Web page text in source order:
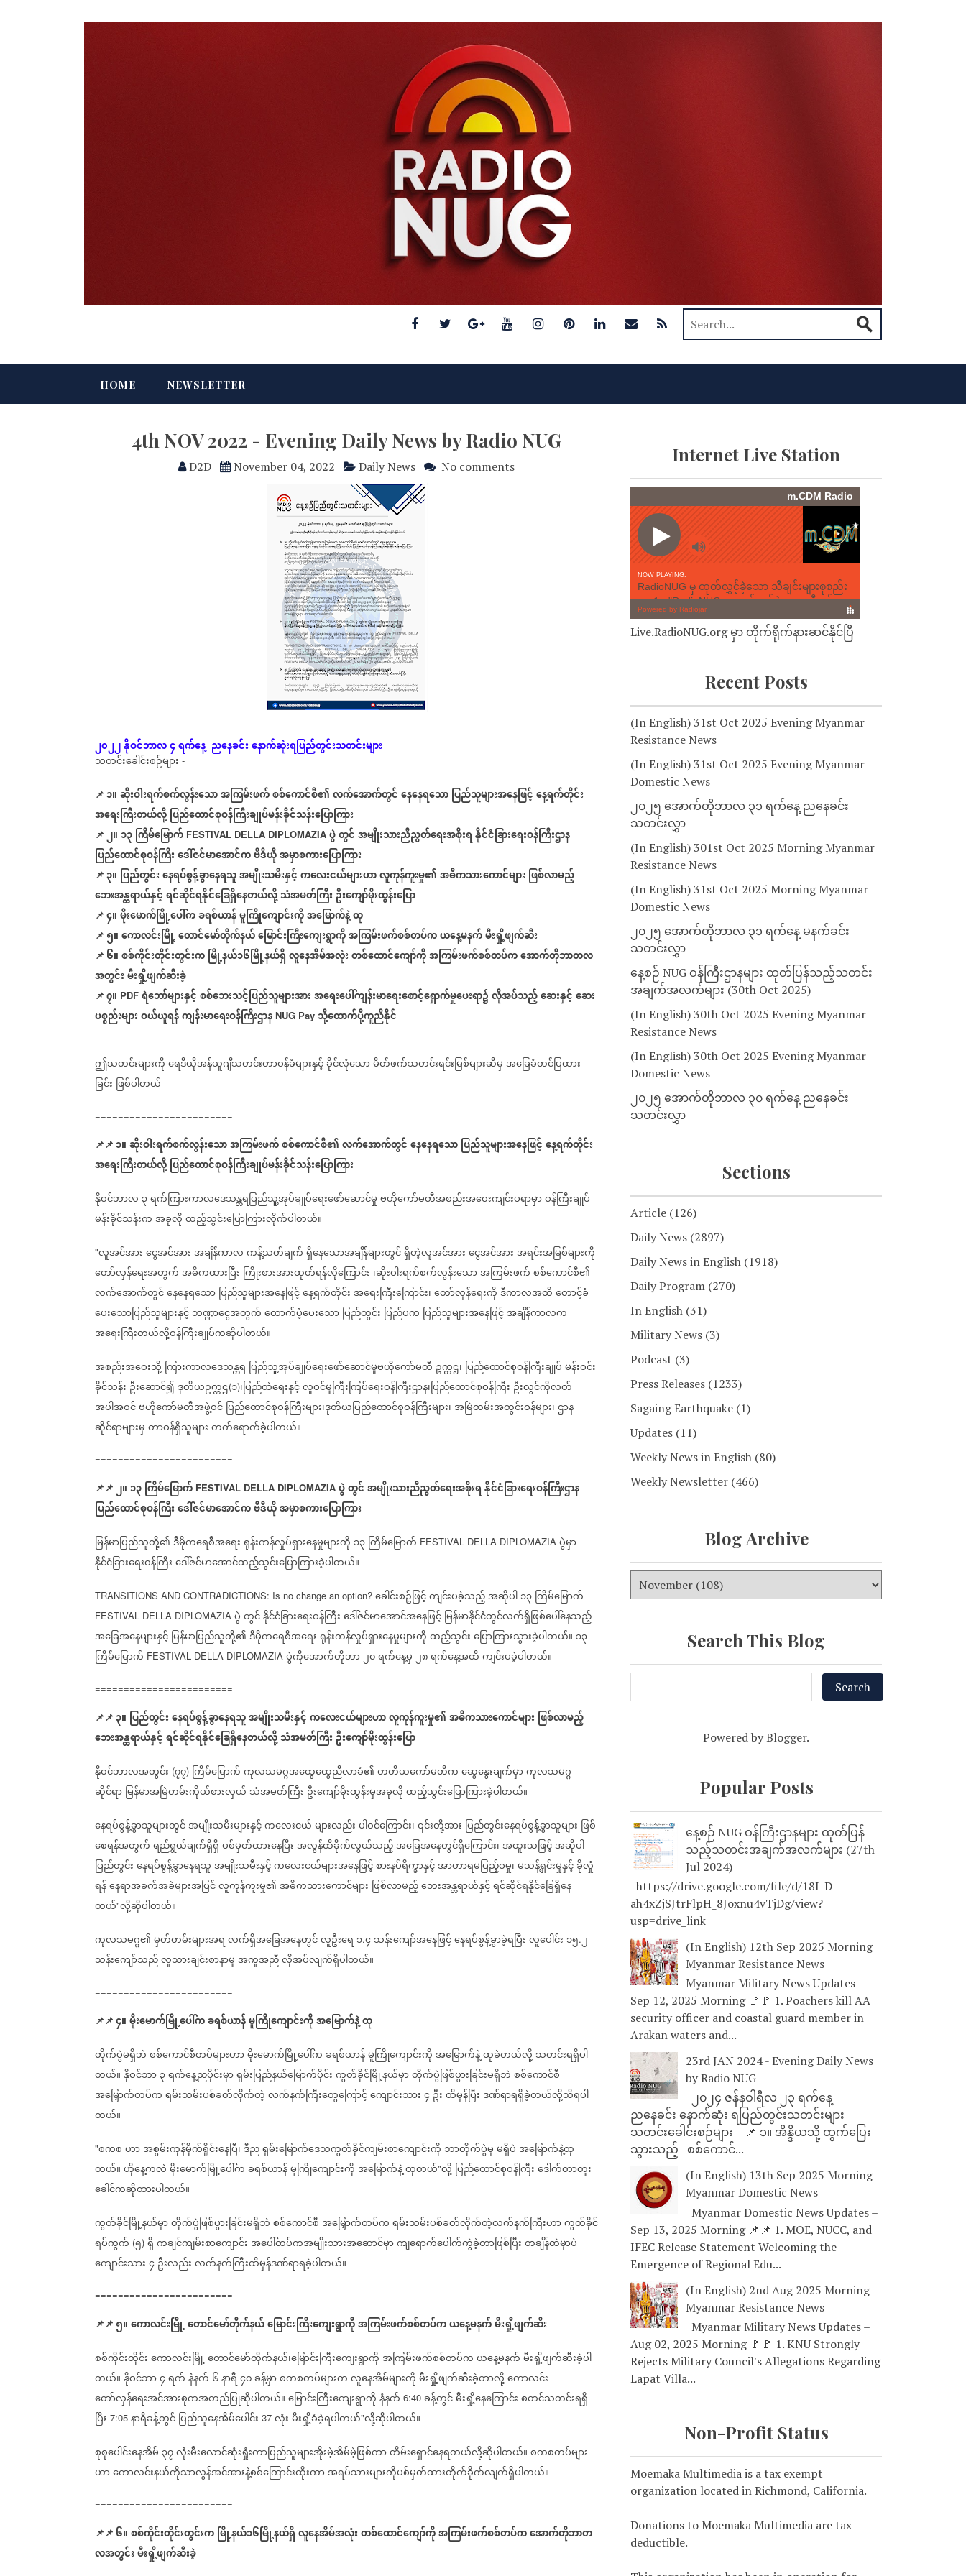
HOME NEWSLETTER
4th NOV 2022 - Evening Daily News by Radio NUG
D2D November 04, 2022 Daily News No comments
၂၀၂၂နိုဝင်ဘာလ၄ရက်နေ့ ညနေခင်းနောက်ဆုံးရပြည်တွင်းသတင်းများ
သတင်းခေါင်းစဉ်များ -
📌 ၁။ဆိုးဝါးရက်စက်လွန်းသောအကြမ်းဖက်စစ်ကောင်စီ၏လက်အောက်တွင်နေနေရသောပြည်သူများအနေဖြင့်နေ့ရက်တိုင်း
အရေးကြီးတယ်လို့ပြည်ထောင်စုဝန်ကြီးချုပ်မန်းခိုင်သန်းပြောကြား
📌၂။၁၃ကြိမ်မြောက် FESTIVAL DELLA DIPLOMAZIA ပွဲတွင်အမျိုးသားညီညွတ်ရေးအစိုးရနိုင်ငံခြားရေးဝန်ကြီးဌာန
ပြည်ထောင်စုဝန်ကြီးဒေါ်ဇင်မာအောင်ကဗီဒီယိုအမှာစကားပြောကြား
📌၃။ ပြည်တွင်းနေရပ်စွန့်ခွာနေရသူအမျိုးသမီးနှင့်ကလေးငယ်များဟာလူကုန်ကူးမှု၏အဓိကသားကောင်များ ဖြစ်လာမည့်
ဘေးအန္တရာယ်နှင့်ရင်ဆိုင်ရနိုင်ခြေရှိနေတယ်လို့သံအမတ်ကြီး ဦးကျော်မိုးထွန်းပြော
📌၄။မိုးမောက်မြို့ပေါ်ကခရစ်ယာန်မူကြိုကျောင်းကိုအမြောက်နဲ့ထု
📌၅။ကောလင်းမြို့တောင်မော်တိုက်နယ်မြောင်းကြီးကျေးရွာကိုအကြမ်းဖက်စစ်တပ်ကယနေ့မနက်မီးရှို့ဖျက်ဆီး
📌၆။စစ်ကိုင်းတိုင်းတွင်းကမြို့နယ်၁၆မြို့နယ်ရှိလူနေအိမ်အလုံးတစ်ထောင်ကျော်ကိုအကြမ်းဖက်စစ်တပ်ကအောက်တိုဘာတလ
အတွင်းမီးရှို့ဖျက်ဆီးခဲ့
📌၇။ PDF ရဲဘော်များနှင့်စစ်ဘေးသင့်ပြည်သူများအားအရေးပေါ်ကျန်းမာရေးစောင့်ရှောက်မှုပေးရာ၌လိုအပ်သည့်ဆေးနှင့်ဆေး
ပစ္စည်းများဝယ်ယူရန်ကျန်းမာရေးဝန်ကြီးဌာန NUG Pay သို့ထောက်ပို့ကူညီနိုင်
ဤသတင်းများကိုရေဒီယိုအန်ယူဂျီသတင်းတာဝန်ခံများနှင့်ခိုင်လုံသောမိတ်ဖက်သတင်းရင်းမြစ်များဆီမှအခြေခံတင်ပြထား
ခြင်း ဖြစ်ပါတယ်
========================
📌📌၁။ဆိုးဝါးရက်စက်လွန်းသောအကြမ်းဖက်စစ်ကောင်စီ၏လက်အောက်တွင်နေနေရသောပြည်သူများအနေဖြင့်နေ့ရက်တိုင်း
အရေးကြီးတယ်လို့ပြည်ထောင်စုဝန်ကြီးချုပ်မန်းခိုင်သန်းပြောကြား
နိုဝင်ဘာလ ၃ရက်ကြားကာလဒေသန္တရပြည်သူ့အုပ်ချုပ်ရေးဖော်ဆောင်မှုဗဟိုကော်မတီအစည်းအဝေးကျင်းပရာမှာဝန်ကြီးချုပ်
မန်းခိုင်သန်းကအခုလိုထည့်သွင်းပြောကြားလိုက်ပါတယ်။
"လူအင်အားငွေအင်အားအချိန်ကာလကန့်သတ်ချက်ရှိနေသောအချိန်များတွင်ရှိတဲ့လူအင်အားငွေအင်အားအရင်းအမြစ်များကို
တော်လှန်ရေးအတွက်အဓိကထားပြီး ကြိုးစားအားထုတ်ရန်လိုကြောင်း ၊ဆိုးဝါးရက်စက်လွန်းသောအကြမ်းဖက်စစ်ကောင်စီ၏
လက်အောက်တွင်နေနေရသောပြည်သူများအနေဖြင့်နေ့ရက်တိုင်းအရေးကြီးကြောင်း၊တော်လှန်ရေးကိုဒီကာလအထိတောင့်ခံ
ပေးသောပြည်သူများနှင့်ဘဏ္ဍာငွေအတွက်ထောက်ပံ့ပေးသောပြည်တွင်း ပြည်ပက ပြည်သူများအနေဖြင့်အချိန်ကာလက
အရေးကြီးတယ်လို့ဝန်ကြီးချုပ်ကဆိုပါတယ်။
အစည်းအဝေးသို့ကြားကာလဒေသန္တရ ပြည်သူ့အုပ်ချုပ်ရေးဖော်ဆောင်မှုဗဟိုကော်မတီ ဥက္ကဌ၊ ပြည်ထောင်စုဝန်ကြီးချုပ်မန်းဝင်း
ခိုင်သန်း ဦးဆောင်၍ဒုတိယဥက္ကဌ(၁)၊ပြည်ထဲရေးနှင့်လူဝင်မှုကြီးကြပ်ရေးဝန်ကြီးဌာန၊ပြည်ထောင်စုဝန်ကြီး ဦးလွင်ကိုလတ်
အပါအဝင်ဗဟိုကော်မတီအဖွဲ့ဝင်ပြည်ထောင်စုဝန်ကြီးများ၊ဒုတိယပြည်ထောင်စုဝန်ကြီးများ၊အမြဲတမ်းအတွင်းဝန်များ၊ဌာန
ဆိုင်ရာများမှတာဝန်ရှိသူများတက်ရောက်ခဲ့ပါတယ်။
========================
📌📌၂။၁၃ကြိမ်မြောက် FESTIVAL DELLA DIPLOMAZIA ပွဲတွင်အမျိုးသားညီညွတ်ရေးအစိုးရနိုင်ငံခြားရေးဝန်ကြီးဌာန
ပြည်ထောင်စုဝန်ကြီးဒေါ်ဇင်မာအောင်ကဗီဒီယိုအမှာစကားပြောကြား
မြန်မာပြည်သူတို့၏ဒီမိုကရေစီအရေးရုန်းကန်လှုပ်ရှားနေမှုများကို ၁၃ကြိမ်မြောက် FESTIVAL DELLA DIPLOMAZIA ပွဲမှာ
နိုင်ငံခြားရေးဝန်ကြီးဒေါ်ဇင်မာအောင်ထည့်သွင်းပြောကြားခဲ့ပါတယ်။
TRANSITIONS AND CONTRADICTIONS: Is no change an option? ခေါင်းစဥ်ဖြင့်ကျင်းပခဲ့သည့်အဆိုပါ၁၃ကြိမ်မြောက်
FESTIVAL DELLA DIPLOMAZIA ပွဲတွင်နိုင်ငံခြားရေးဝန်ကြီးဒေါ်ဇင်မာအောင်အနေဖြင့်မြန်မာနိုင်ငံတွင်လက်ရှိဖြစ်ပေါ်နေသည့်
အခြေအနေများနှင့်မြန်မာပြည်သူတို့၏ဒီမိုကရေစီအရေးရုန်းကန်လှုပ်ရှားနေမှုများကိုထည့်သွင်းပြောကြားသွားခဲ့ပါတယ်။ ၁၃
ကြိမ်မြောက် FESTIVAL DELLA DIPLOMAZIA ပွဲကိုအောက်တိုဘာ၂၀ရက်နေ့မှ၂၈ရက်နေ့အထိကျင်းပခဲ့ပါတယ်။
========================
📌📌၃။ ပြည်တွင်းနေရပ်စွန့်ခွာနေရသူအမျိုးသမီးနှင့်ကလေးငယ်များဟာလူကုန်ကူးမှု၏အဓိကသားကောင်များ ဖြစ်လာမည့်
ဘေးအန္တရာယ်နှင့်ရင်ဆိုင်ရနိုင်ခြေရှိနေတယ်လို့သံအမတ်ကြီး ဦးကျော်မိုးထွန်းပြော
နိုဝင်ဘာလအတွင်း (၇၇) ကြိမ်မြောက်ကုလသမဂ္ဂအထွေထွေညီလာခံ၏တတိယကော်မတီကဆွေနွေးချက်မှာကုလသမဂ္ဂ
ဆိုင်ရာမြန်မာအမြဲတမ်းကိုယ်စားလှယ် သံအမတ်ကြီး ဦးကျော်မိုးထွန်းမှအခုလိုထည့်သွင်းပြောကြားခဲ့ပါတယ်။
နေရပ်စွန့်ခွာသူများတွင်အမျိုးသမီးများနှင့်ကလေးငယ်များလည်းပါဝင်ကြောင်း၊၎င်းတို့အား ပြည်တွင်းနေရပ်စွန့်ခွာသူများ ဖြစ်
စေရန်အတွက်ရည်ရွယ်ချက်ရှိရှိပစ်မှတ်ထားနေပြီးအလွန်ထိခိုက်လွယ်သည့်အခြေအနေတွင်ရှိကြောင်း၊အထူးသဖြင့်အဆိုပါ
ပြည်တွင်းနေရပ်စွန့်ခွာနေရသူအမျိုးသမီးနှင့်ကလေးငယ်များအနေဖြင့်စားနပ်ရိက္ခာနှင့်အာဟာရမပြည့်ဝမှု၊မသန့်ရှင်းမှုနှင့်ခိုလှုံ
ရန်နေရာအခက်အခဲများအပြင်လူကုန်ကူးမှု၏အဓိကသားကောင်များ ဖြစ်လာမည့်ဘေးအန္တရာယ်နှင့်ရင်ဆိုင်ရနိုင်ခြေရှိနေ
တယ်"လို့ဆိုပါတယ်။
ကုလသမဂ္ဂ၏မှတ်တမ်းများအရလက်ရှိအခြေအနေတွင်လူဦးရေ ၁.၄ သန်းကျော်အနေဖြင့်နေရပ်စွန့်ခွာခဲ့ရပြီးလူပေါင်း ၁၅.၂
သန်းကျော်သည်လူသားချင်းစာနာမှုအကူအညီလိုအပ်လျက်ရှိပါတယ်။
========================
📌📌၄။မိုးမောက်မြို့ပေါ်ကခရစ်ယာန်မူကြိုကျောင်းကိုအမြောက်နဲ့ထု
တိုက်ပွဲမရှိဘဲစစ်ကောင်စီတပ်များဟာမိုးမောက်မြို့ပေါ်ကခရစ်ယာန်မူကြိုကျောင်းကိုအမြောက်နဲ့ထုခဲတယ်လို့သတင်းရရှိပါ
တယ်။နိုဝင်ဘာ၃ရက်နေ့ညပိုင်းမှာရှမ်းပြည်နယ်မြောက်ပိုင်းကွတ်ခိုင်မြို့နယ်မှာတိုက်ပွဲဖြစ်ပွားခြင်းမရှိဘဲစစ်ကောင်စီ
အမြှောက်တပ်ကရမ်းသမ်းပစ်ခတ်လိုက်တဲ့လက်နက်ကြီးတွေကြောင့်ကျောင်းသား၄ ဦးထိမှန်ပြီးဒဏ်ရာရရှိခဲ့တယ်လို့သိရပါ
တယ်။
"စကစဟာအစွမ်းကုန်မိုက်ရှိုင်းနေပြီ၊ဒီညရှမ်းမြောက်ဒေသကွတ်ခိုင်ကျမ်းစာကျောင်းကို ဘာတိုက်ပွဲမှမရှိပဲအမြောက်နဲ့ထု
တယ်။ဟိုနေ့ကလဲမိုးမောက်မြို့ပေါ်ကခရစ်ယာန်မူကြိုကျောင်းကိုအမြောက်နဲ့ထုတယ်"လို့ပြည်ထောင်စုဝန်ကြီးဒေါက်တာတူး
ခေါင်ကဆိုထားပါတယ်။
ကွတ်ခိုင်မြို့နယ်မှာတိုက်ပွဲဖြစ်ပွားခြင်းမရှိဘဲစစ်ကောင်စီအမြှောက်တပ်ကရမ်းသမ်းပစ်ခတ်လိုက်တဲ့လက်နက်ကြီးဟာကွတ်ခိုင်
ရပ်ကွက် (၅) ရှိကချင်ကျမ်းစာကျောင်းအပေါ်ထပ်ကအမျိုးသားအဆောင်မှာကျရောက်ပေါက်ကွဲခဲ့တာဖြစ်ပြီးတချိန်ထဲမှာပဲ
ကျောင်းသား၄ ဦးလည်းလက်နက်ကြီးထိမှန်ဒဏ်ရာရခဲ့ပါတယ်။
========================
📌📌၅။ကောလင်းမြို့တောင်မော်တိုက်နယ်မြောင်းကြီးကျေးရွာကိုအကြမ်းဖက်စစ်တပ်ကယနေ့မနက်မီးရှို့ဖျက်ဆီး
စစ်ကိုင်းတိုင်းကောလင်းမြို့တောင်မော်တိုက်နယ်၊မြောင်းကြီးကျေးရွာကိုအကြမ်းဖက်စစ်တပ်ကယနေ့မနက်မီးရှို့ဖျက်ဆီးခဲ့ပါ
တယ်။နိုဝင်ဘာ၄ရက်နံနက် ၆နာရီ၄၀ခန့်မှာစကစတပ်များကလူနေအိမ်များကိုမီးရှို့ဖျက်ဆီးခဲ့တာလို့ကောလင်း
တော်လှန်ရေးအင်အားစုကအတည်ပြုဆိုပါတယ်။မြောင်းကြီးကျေးရွာကိုနံနက် 6:40 ခန့်တွင်မီးရှို့နေကြောင်းစတင်သတင်းရရှိ
ပြီး 7:05 နာရီခန့်တွင်ပြည်သူနေအိမ်ပေါင်း 37 လုံးမီးရှို့ခံခဲ့ရပါတယ်"လို့ဆိုပါတယ်။
စုစုပေါင်းနေအိမ် ၃၇လုံးမီးလောင်ဆုံးရှုံးကာပြည်သူများအိုးမဲ့အိမ်မဲ့ဖြစ်ကာတိမ်းရှောင်နေရတယ်လို့ဆိုပါတယ်။စကစတပ်များ
ဟာကောလင်းနယ်ကိုသာလွန်အင်အားနဲ့စစ်ကြောင်းထိုးကာအရပ်သားများကိုပစ်မှတ်ထားတိုက်ခိုက်လျက်ရှိပါတယ်။
========================
📌📌၆။စစ်ကိုင်းတိုင်းတွင်းကမြို့နယ်၁၆မြို့နယ်ရှိလူနေအိမ်အလုံးတစ်ထောင်ကျော်ကိုအကြမ်းဖက်စစ်တပ်ကအောက်တိုဘာတ
လအတွင်းမီးရှို့ဖျက်ဆီးခဲ့
Internet Live Station
Live.RadioNUG.org မှာ တိုက်ရိုက်နားဆင်နိုင်ပြီ
Recent Posts
(In English) 31st Oct 2025 Evening Myanmar
Resistance News
(In English) 31st Oct 2025 Evening Myanmar
Domestic News
၂၀၂၅ အောက်တိုဘာလ ၃၁ ရက်နေ့ ညနေခင်း
သတင်းလွှာ
(In English) 301st Oct 2025 Morning Myanmar
Resistance News
(In English) 31st Oct 2025 Morning Myanmar
Domestic News
၂၀၂၅ အောက်တိုဘာလ ၃၁ ရက်နေ့ မနက်ခင်း
သတင်းလွှာ
နေ့စဉ် NUG ဝန်ကြီးဌာနများ ထုတ်ပြန်သည့်သတင်း
အချက်အလက်များ (30th Oct 2025)
(In English) 30th Oct 2025 Evening Myanmar
Resistance News
(In English) 30th Oct 2025 Evening Myanmar
Domestic News
၂၀၂၅ အောက်တိုဘာလ ၃၀ ရက်နေ့ ညနေခင်း
သတင်းလွှာ
Sections
Article (126)
Daily News (2897)
Daily News in English (1918)
Daily Program (270)
In English (31)
Military News (3)
Podcast (3)
Press Releases (1233)
Sagaing Earthquake (1)
Updates (11)
Weekly News in English (80)
Weekly Newsletter (466)
Blog Archive
Search This Blog
Powered byBlogger.
Popular Posts
နေ့စဉ် NUG ဝန်ကြီးဌာနများ ထုတ်ပြန်
သည့်သတင်းအချက်အလက်များ (27th
Jul 2024)
https://drive.google.com/file/d/18I-D-
ah4xZjSJtrFlpH_8Joxnu4vTjDg/view?
usp=drive_link
(In English) 12th Sep 2025 Morning
Myanmar Resistance News
Myanmar Military News Updates –
Sep 12, 2025 Morning 🚩🚩 1. Poachers kill AA
security officer and coastal guard member in
Arakan waters and...
23rd JAN 2024 - Evening Daily News
by Radio NUG
၂၀၂၄ ဇန်နဝါရီလ ၂၃ ရက်နေ့
ညနေခင်း နောက်ဆုံး ရပြည်တွင်းသတင်းများ
သတင်းခေါင်းစဉ်များ - 📌 ၁။ အိန္ဒိယသို့ ထွက်ပြေး
သွားသည့် စစ်ကောင်...
(In English) 13th Sep 2025 Morning
Myanmar Domestic News
Myanmar Domestic News Updates –
Sep 13, 2025 Morning 📌📌 1. MOE, NUCC, and
IFEC Release Statement Welcoming the
Emergence of Regional Edu...
(In English) 2nd Aug 2025 Morning
Myanmar Resistance News
Myanmar Military News Updates –
Aug 02, 2025 Morning 🚩🚩 1. KNU Strongly
Rejects Military Council's Allegations Regarding
Lapat Villa...
Non-Profit Status
Moemaka Multimedia is a tax exempt
organization located in Richmond, California.
Donations to Moemaka Multimedia are tax
deductible.